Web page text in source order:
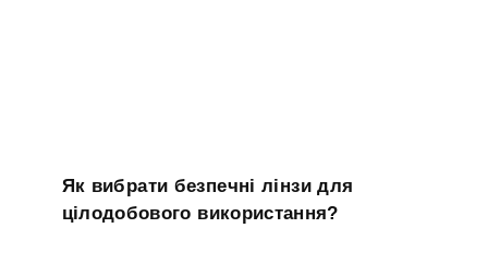
Як вибрати безпечні лінзи для
цілодобового використання?